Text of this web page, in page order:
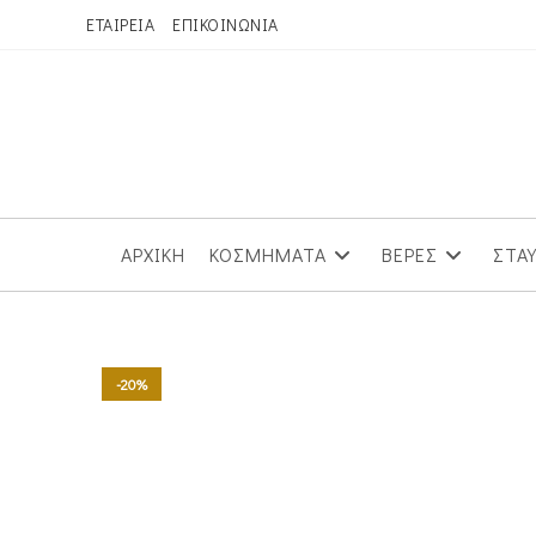
ΕΤΑΙΡΕΙΑ ΕΠΙΚΟΙΝΩΝΙΑ
ΑΡΧΙΚΗ ΚΟΣΜΗΜΑΤΑ ΒΕΡΕΣ
-20%